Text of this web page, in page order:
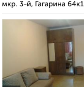
мкр. 3-й, Гагарина 64к1